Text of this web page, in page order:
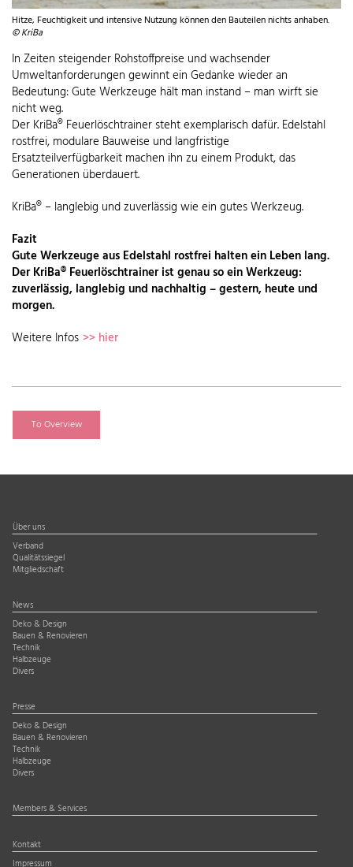
Hitze, Feuchtigkeit und intensive Nutzung können den Bauteilen nichts anhaben.
© KriBa
In Zeiten steigender Rohstoffpreise und wachsender
Umweltanforderungen gewinnt ein Gedanke wieder an
Bedeutung: Gute Werkzeuge hält man instand – man wirft sie
nicht weg.
Der KriBa® Feuerlöschtrainer steht exemplarisch dafür. Edelstahl
rostfrei, modulare Bauweise und langfristige
Ersatzteilverfügbarkeit machen ihn zu einem Produkt, das
Generationen überdauert.
KriBa® – langlebig und zuverlässig wie ein gutes Werkzeug.
Fazit
Gute Werkzeuge aus Edelstahl rostfrei halten ein Leben lang.
Der KriBa® Feuerlöschtrainer ist genau so ein Werkzeug:
zuverlässig, langlebig und nachhaltig – gestern, heute und
morgen.
Weitere Infos >> hier
To Overview
Über uns
Verband
Qualitätssiegel
Mitgliedschaft
News
Deko & Design
Bauen & Renovieren
Technik
Halbzeuge
Divers
Presse
Deko & Design
Bauen & Renovieren
Technik
Halbzeuge
Divers
Members & Services
Kontakt